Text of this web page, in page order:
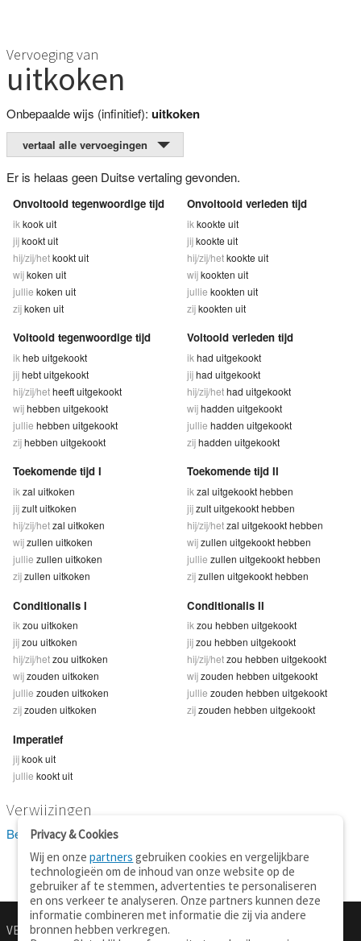
Vervoeging van
uitkoken
Onbepaalde wijs (infinitief): uitkoken
vertaal alle vervoegingen
Er is helaas geen Duitse vertaling gevonden.
Onvoltooid tegenwoordige tijd
ik kook uit
jijkookt uit
hij/zij/hetkookt uit
wijkoken uit
jullie koken uit
zijkoken uit
Onvoltooid verleden tijd
ik kookte uit
jijkookte uit
hij/zij/hetkookte uit
wijkookten uit
jullie kookten uit
zijkookten uit
Voltooid tegenwoordige tijd
ik heb uitgekookt
jijhebt uitgekookt
hij/zij/hetheeft uitgekookt
wijhebben uitgekookt
jullie hebben uitgekookt
zijhebben uitgekookt
Voltooid verleden tijd
ik had uitgekookt
jijhad uitgekookt
hij/zij/hethad uitgekookt
wijhadden uitgekookt
jullie hadden uitgekookt
zijhadden uitgekookt
Toekomende tijd I
ik zal uitkoken
jijzult uitkoken
hij/zij/hetzal uitkoken
wijzullen uitkoken
jullie zullen uitkoken
zijzullen uitkoken
Toekomende tijd II
ik zal uitgekookt hebben
jijzult uitgekookt hebben
hij/zij/hetzal uitgekookt hebben
wijzullen uitgekookt hebben
jullie zullen uitgekookt hebben
zijzullen uitgekookt hebben
Conditionalis I
ik zou uitkoken
jijzou uitkoken
hij/zij/hetzou uitkoken
wijzouden uitkoken
jullie zouden uitkoken
zijzouden uitkoken
Conditionalis II
ik zou hebben uitgekookt
jijzou hebben uitgekookt
hij/zij/hetzou hebben uitgekookt
wijzouden hebben uitgekookt
jullie zouden hebben uitgekookt
zijzouden hebben uitgekookt
Imperatief
jijkook uit
jullie kookt uit
Verwijzingen
Bekijk 2 definitie(s) van uitkoken
VERTALEN.NU
Privacy & Cookies
Wij en onzepartners gebruiken cookies en vergelijkbare
technologieën om de inhoud van onze website op de
gebruiker af te stemmen, advertenties te personaliseren
en ons verkeer te analyseren. Onze partners kunnen deze
informatie combineren met informatie die zij via andere
bronnen hebben verkregen.